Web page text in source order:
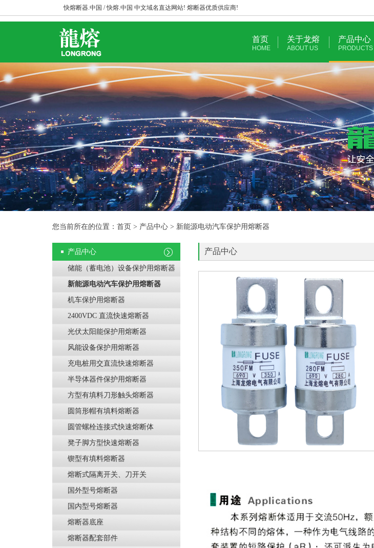
快熔断器.中国 / 快熔.中国 中文域名直达网站! 熔断器优质供应商!
首页
HOME
关于龙熔
ABOUT US
产品中心
PRODUCTS
您当前所在的位置：首页 > 产品中心 > 新能源电动汽车保护用熔断器
产品中心
储能（蓄电池）设备保护用熔断器
新能源电动汽车保护用熔断器
机车保护用熔断器
2400VDC 直流快速熔断器
光伏太阳能保护用熔断器
风能设备保护用熔断器
充电桩用交直流快速熔断器
半导体器件保护用熔断器
方型有填料刀形触头熔断器
圆筒形帽有填料熔断器
圆管螺栓连接式快速熔断体
凳子脚方型快速熔断器
锲型有填料熔断器
熔断式隔离开关、刀开关
国外型号熔断器
国内型号熔断器
熔断器底座
熔断器配套部件
产品中心